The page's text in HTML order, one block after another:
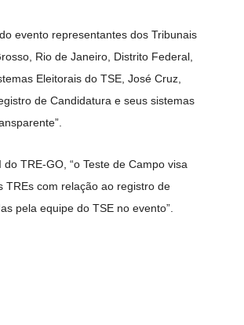
evento representantes dos Tribunais
Rio de Janeiro, Distrito Federal,
Eleitorais do TSE, José Cruz,
de Candidatura e seus sistemas
TRE-GO, “o Teste de Campo visa
TREs com relação ao registro de
pela equipe do TSE no evento”.